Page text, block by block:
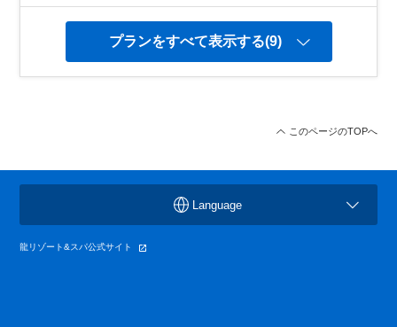
プランをすべて表示する(9)
このページのTOPへ
龍リゾート&スパ公式サイト
Language